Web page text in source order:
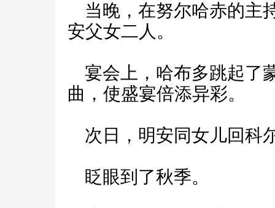
当晚，在努尔哈赤的主
安父女二人。
宴会上，哈布多跳起了
曲，使盛宴倍添异彩。
次日，明安同女儿回科
眨眼到了秋季。